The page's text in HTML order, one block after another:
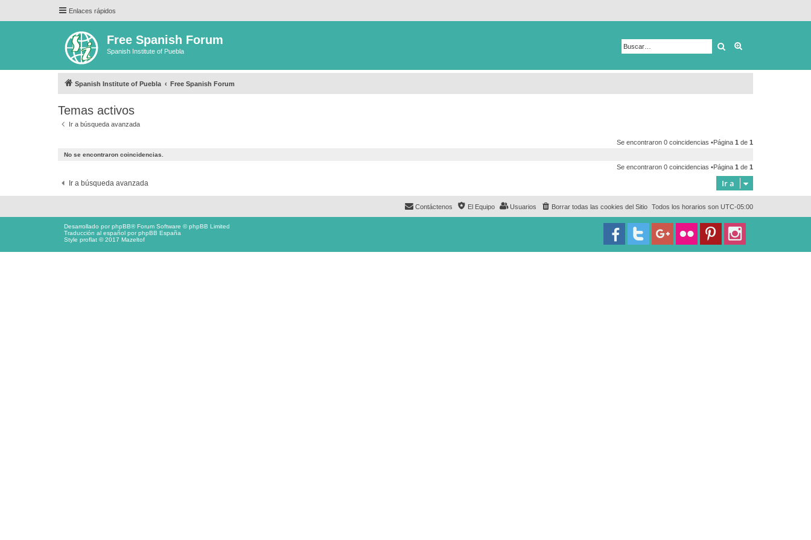
Enlaces rápidos
Free Spanish Forum
Spanish Institute of Puebla Buscar
Spanish Institute of Puebla Free Spanish Forum
Temas activos
Ir a búsqueda avanzada
Se encontraron 0 coincidencias •Página 1 de 1
No se encontraron coincidencias.
Se encontraron 0 coincidencias •Página 1 de 1
Ir a búsqueda avanzada Ir a
Todos los horarios son UTC-05:00
Borrar todas las cookies del Sitio
Usuarios
El Equipo
Contáctenos
Desarrollado porphpBB® Forum Software © phpBB Limited
Traducción al español porphpBB España
Style proflat © 2017 Mazeltof